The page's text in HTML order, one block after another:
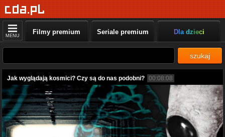
MENU Filmy premium Seriale premium Dla dzieci
szukaj
Jak wyglądają kosmici? Czy są do nas podobni? 00:08:08